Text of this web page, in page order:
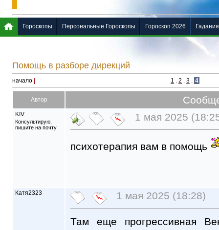
Помощь в разборе дирекций
начало 1 . 2 . 3 . 4
Автор
KIV
Консультирую,
пишите на почту
1 мая 2025
психотерапия вам в помощь
Катя2323 1 мая 2025 (18:28)
Там еще прогрессивная
Гороскопы Персональные Гороскопы Гороскоп 2026 Гадания